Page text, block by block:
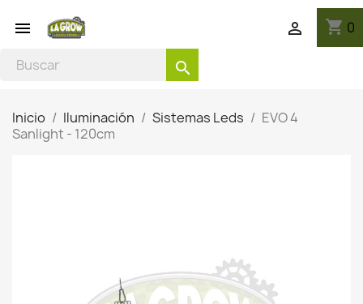
 shopping_cart 0

search
Inicio Iluminación Sistemas Leds
EVO 4
Sanlight - 120cm